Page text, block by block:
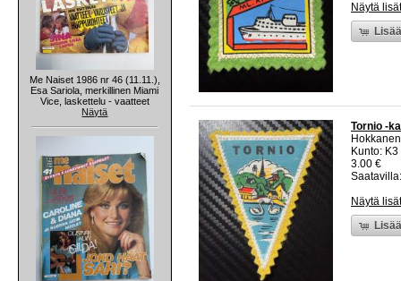
Me Naiset 1986 nr 46 (11.11.),
Esa Sariola, merkillinen Miami
Vice, laskettelu - vaatteet
Näytä
Näytä
Tornio -
Kunto:
3.00 €
Näytä